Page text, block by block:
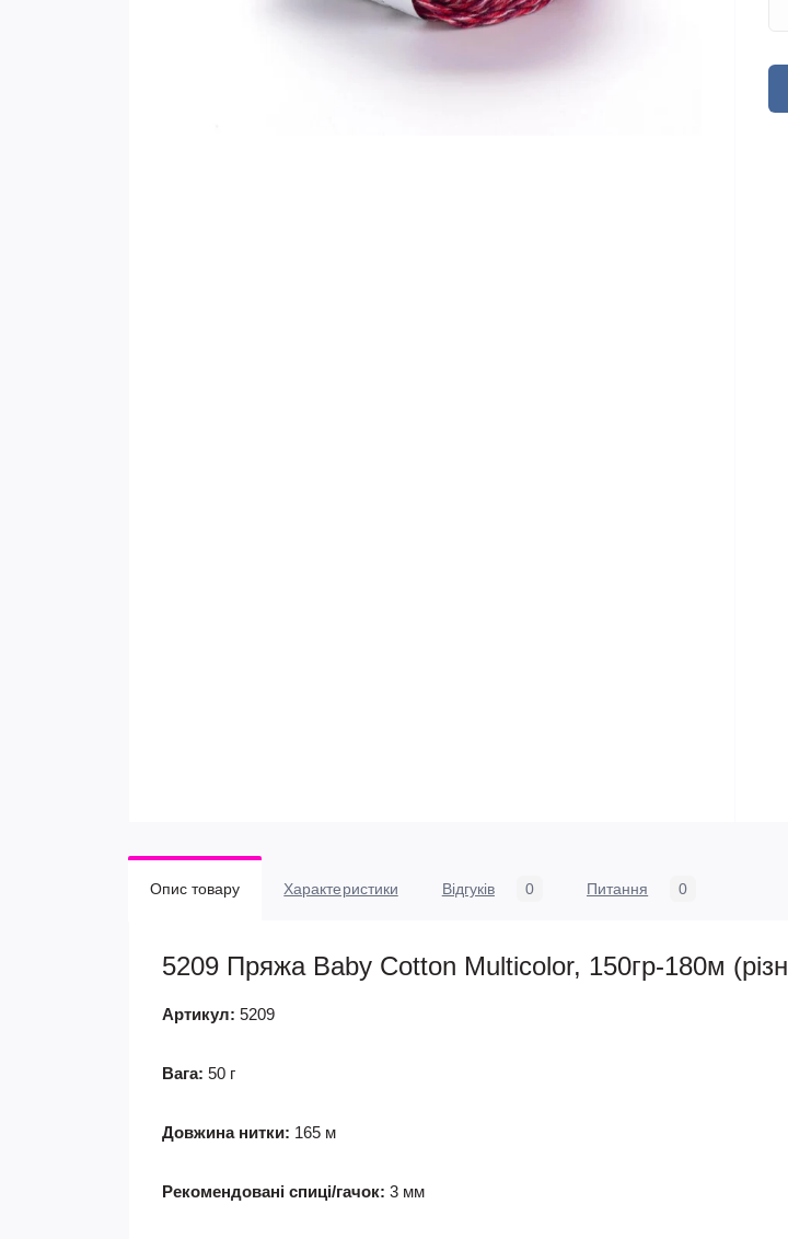
Опис товару Характеристики Відгуків 0 Питання 0
5209 Пряжа Baby Cotton Multicolor, 150гр-180м
Артикул: 5209
Вага: 50 г
Довжина нитки: 165 м
Рекомендовані спиці/гачок: 3 мм